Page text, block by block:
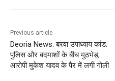
Previous article
Deoria News: बरवा उपाध्याय कांड:
पुलिस और बदमाशों के बीच मुठभेड़,
आरोपी मुकेश यादव के पैर में लगी गोली